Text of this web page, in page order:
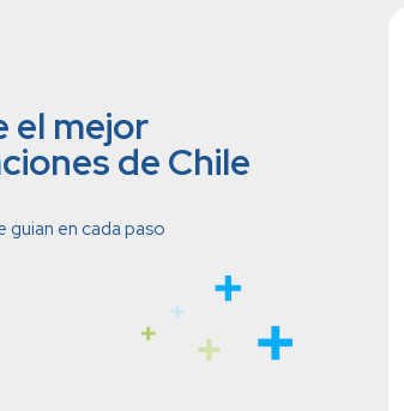
el mejor
de Chile
guian en cada paso